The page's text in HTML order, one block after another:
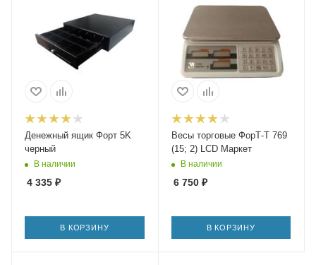
Денежный ящик Форт 5K
черный
В наличии
4 335 ₽
В КОРЗИНУ
Весы торговые ФорТ-Т 769
(15; 2) LCD Маркет
В наличии
6 750₽
В КОРЗИНУ